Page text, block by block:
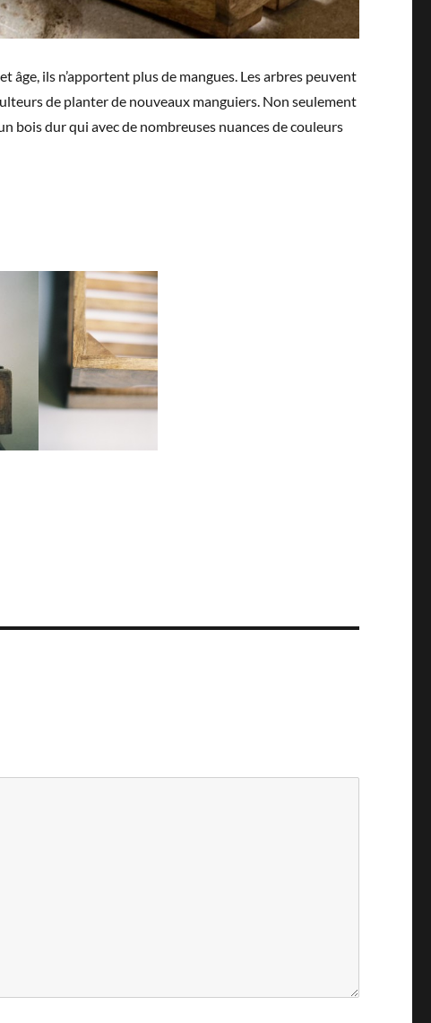
ils n’apportent plus de mangues. Les arbres peuvent
de planter de nouveaux manguiers. Non seulement
bois dur qui avec de nombreuses nuances de couleurs